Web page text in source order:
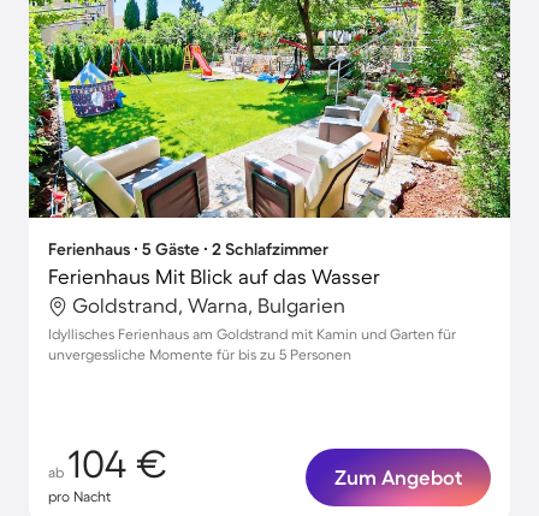
Ferienhaus ∙ 5 Gäste ∙ 2 Schlafzimmer
Ferienhaus Mit Blick auf das Wasser
Goldstrand, Warna, Bulgarien
Idyllisches Ferienhaus am Goldstrand mit Kamin und Garten für
unvergessliche Momente für bis zu 5 Personen
ab 104 €
pro Nacht
Zum Angebot